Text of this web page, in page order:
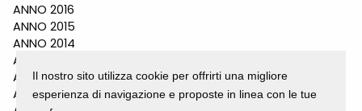
ANNO 2016
ANNO 2015
ANNO 2014
ANNO 2011
ANNO 2010
ANNO 2009
Il nostro sito utilizza cookie per offrirti una migliore
esperienza di navigazione e proposte in linea con le tue